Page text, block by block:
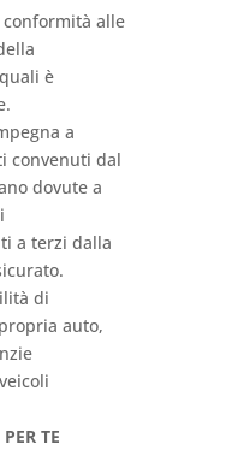
conformità alle
è
a
convenuti dal
dovute a
a terzi dalla
di
auto,
TE